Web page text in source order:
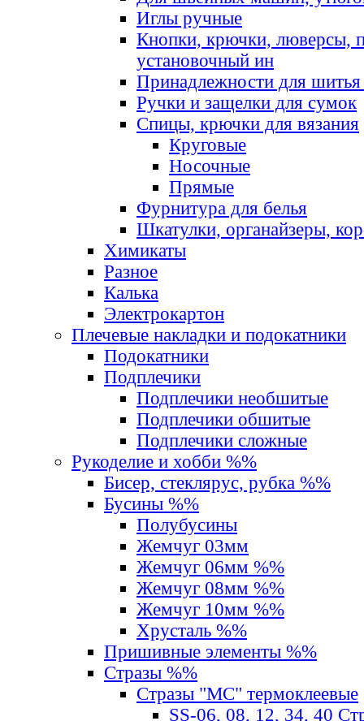
Иглы ручные
Кнопки, крючки, люверсы,
установочный ин
Принадлежности для шитья
Ручки и защелки для сумок
Спицы, крючки для вязания
Круговые
Носочные
Прямые
Фурнитура для белья
Шкатулки, органайзеры,
Химикаты
Разное
Калька
Электрокартон
Плечевые накладки и подокатники
Подокатники
Подплечики
Подплечики необшитые
Подплечики обшитые
Подплечики сложные
Рукоделие и хобби %%
Бисер, стеклярус, рубка %%
Бусины %%
Полубусины
Жемчуг 03мм
Жемчуг 06мм %%
Жемчуг 08мм %%
Жемчуг 10мм %%
Хрусталь %%
Пришивные элементы %%
Стразы %%
Стразы "MС" термоклеевые
SS-06, 08, 12, 34, 40